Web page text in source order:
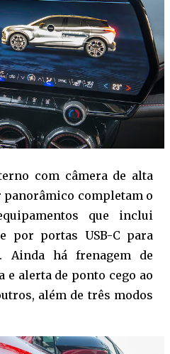
com câmera de alta
panorâmico completam o
que inclui
por portas USB-C para
Ainda há frenagem de
e alerta de ponto cego ao
além de três modos